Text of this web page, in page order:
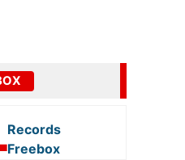
Records
Freebox